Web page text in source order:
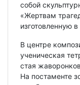
собой
«Жертвам
изготовленную
В центре
ученическая
стая
На постаменте